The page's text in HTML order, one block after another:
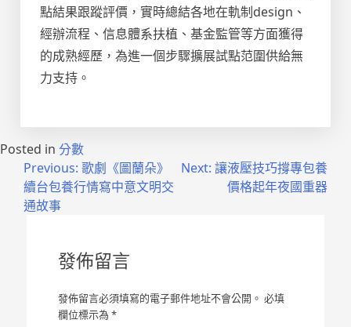
點結果跟蹤評價，實時總結各地在軌制design、
經辦流程、信息體系扶植、基金監管等方面獲得
的成熟經歷，為進一個步驟擴展試點范圍供給無
力支持。
Posted in 分數
Previous: 歌劇《圖蘭朵》
續台包養行情寫中意文明交
通故事
Next: 讓液壓技巧撐專包養
價格起年夜國重器
發佈留言
發佈留言必須填寫的電子郵件地址不會公開。 必填
欄位標示為*